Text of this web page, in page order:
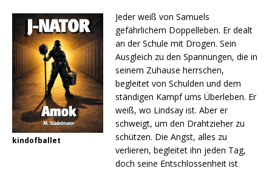
kindofballet
Jeder weiß von Samuels
gefährlichem Doppelleben. Er dealt
an der Schule mit Drogen. Sein
Ausgleich zu den Spannungen, die in
seinem Zuhause herrschen,
begleitet von Schulden und dem
ständigen Kampf ums Überleben. Er
weiß, wo Lindsay ist. Aber er
schweigt, um den Drahtzieher zu
schützen. Die Angst, alles zu
verlieren, begleitet ihn jeden Tag,
doch seine Entschlossenheit ist